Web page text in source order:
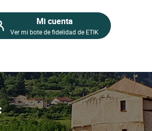
Mi cuenta
Ver mi bote de fidelidad de ETIK